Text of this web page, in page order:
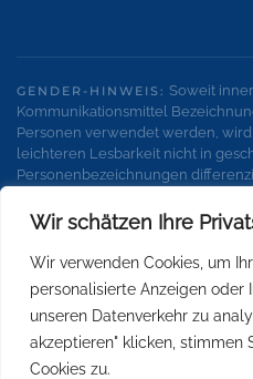
Wir schätzen Ihre
Wir verwenden Cookies, um
personalisierte Anzeigen oder
unseren Datenverkehr zu
akzeptieren" klicken, stimmen
Cookies zu.
GENDER-HINWEIS: Soweit
Kommunikationsmittel
Personen verwendet werden,
leichteren Lesbarkeit nicht in
Personenbezeichnungen
Geschlechter.